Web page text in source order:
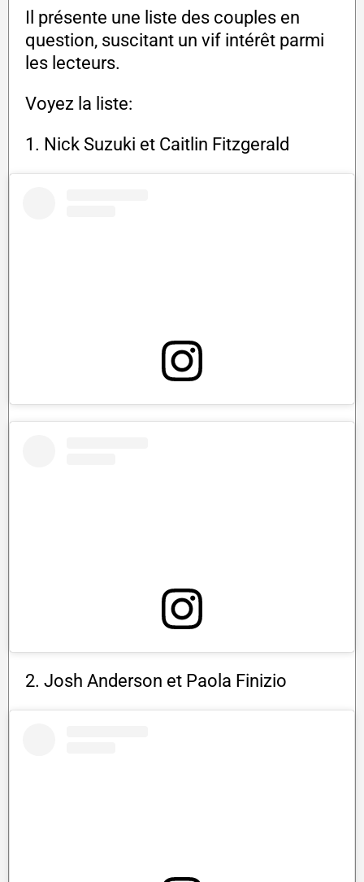
Il présente une liste des couples en
question, suscitant un vif intérêt parmi
les lecteurs.
Voyez la liste:
1. Nick Suzuki et Caitlin Fitzgerald
2. Josh Anderson et Paola Finizio